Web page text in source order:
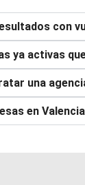
con
ya activas
una
en